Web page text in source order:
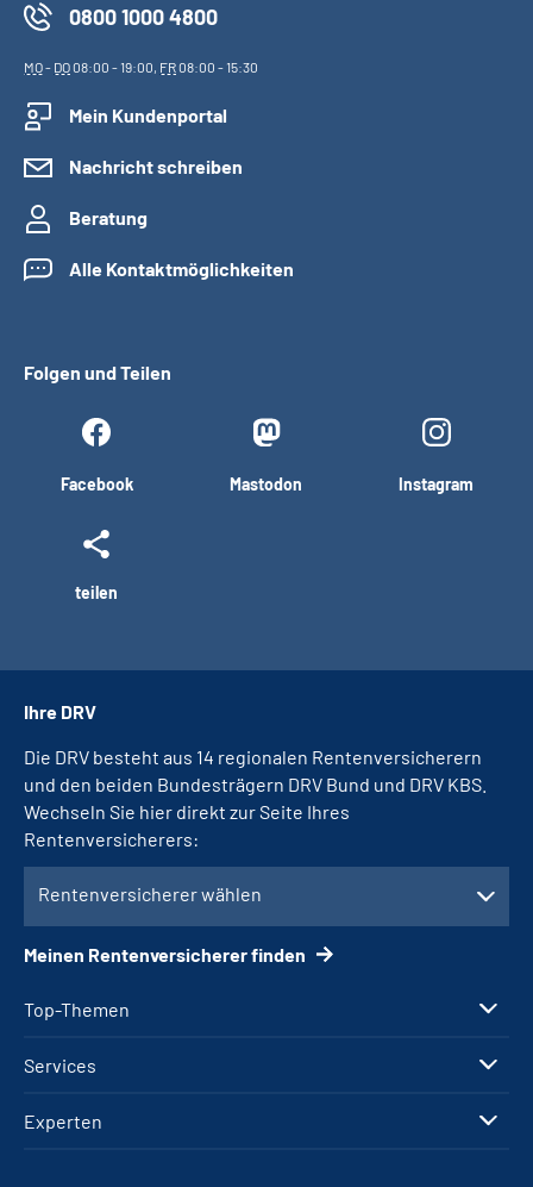
0800 1000 4800
MO- DO08:00 - 19:00, FR08:00 - 15:30
Mein Kundenportal
Nachricht schreiben
Beratung
Alle Kontaktmöglichkeiten
Folgen und Teilen
Facebook Mastodon Instagram
teilen
Top-Themen
Services
Experten
Ihre DRV
Die DRV besteht aus 14 regionalen Rentenversicherern
und den beiden Bundesträgern DRV Bund und DRV KBS.
Wechseln Sie hier direkt zur Seite Ihres
Rentenversicherers:
Rentenversicherer wählen
Meinen Rentenversicherer finden